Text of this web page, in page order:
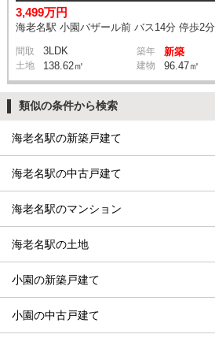
3,499万円
海老名駅 小園バザール前 バス14分 停歩2分
間取 3LDK 築年 新築
土地 138.62㎡ 建物 96.47㎡
類似の条件から検索
海老名駅の新築戸建て
海老名駅の中古戸建て
海老名駅のマンション
海老名駅の土地
小園の新築戸建て
小園の中古戸建て